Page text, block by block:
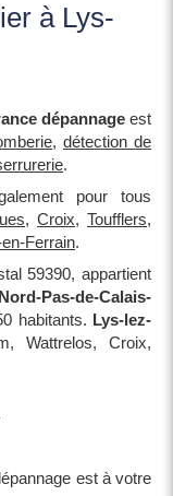
à Lys-
dépannage est
, détection de
.
pour tous
, Croix, Toufflers,
Ferrain.
59390, appartient
Nord-Pas-de-Calais-
habitants. Lys-lez-
Wattrelos, Croix,
est à votre